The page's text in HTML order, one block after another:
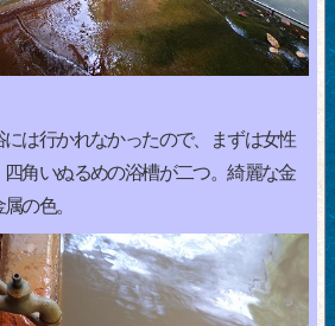
は行かれなかったので、まずは女性
角いぬるめの浴槽が二つ。綺麗な金
の色。